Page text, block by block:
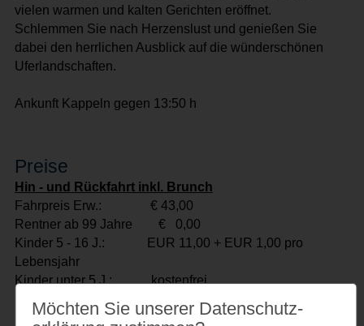
vielen warmen und kalten Gerichten eröffnet.
Schlemmen Sie nach Herzenslust und genießen Sie
dabei den herrlichen Ausblick auf die wünderschönen
Uferlandschaften.
Ankunft Kappeln gegen 13:50 h
Preise
Hin - und Rückfahrt inkl. Brunch
Fahrpreis Erw.: € 43,00
Rentner ab 99 Jahre € 0,00
Kinder 5 - 16 J.: EUR 11,00 + EUR 1,00 pro
Lebensjahr
Kinder unter 5 J.: kostenfrei
Fahrradtransport EUR 3,00
Möchten Sie unserer Datenschutz­